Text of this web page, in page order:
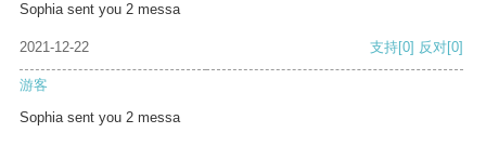
Sophia sent you 2 messa
2021-12-22 支持[0] 反对[0]
游客
Sophia sent you 2 messa